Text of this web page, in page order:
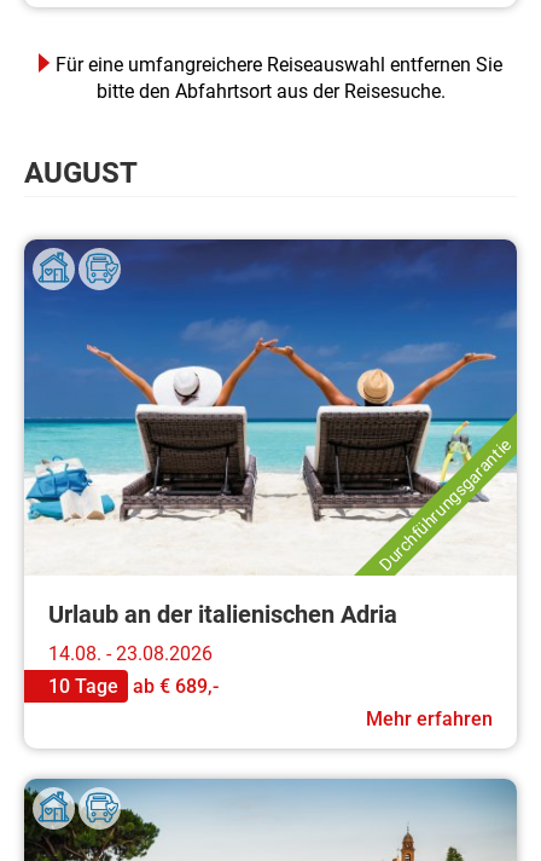
Für eine umfangreichere Reiseauswahl entfernen Sie
bitte den Abfahrtsort aus der Reisesuche.
AUGUST
Durchführungsgarantie
Urlaub an der italienischen Adria
14.08. - 23.08.2026
10 Tage
ab € 689,-
Mehr erfahren